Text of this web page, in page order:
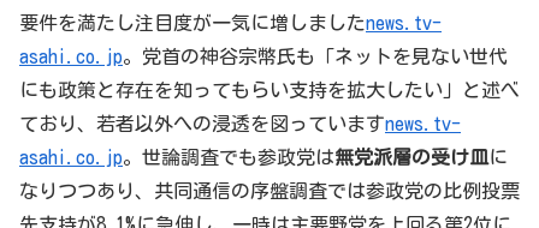
要件を満たし注目度が一気に増しましたnews.tv-
asahi.co.jp。党首の神谷宗幣氏も「ネットを見ない世代
にも政策と存在を知ってもらい支持を拡大したい」と述べ
ており、若者以外への浸透を図っていますnews.tv-
asahi.co.jp。世論調査でも参政党は無党派層の受け皿 に
なりつつあり、共同通信の序盤調査では参政党の比例投票